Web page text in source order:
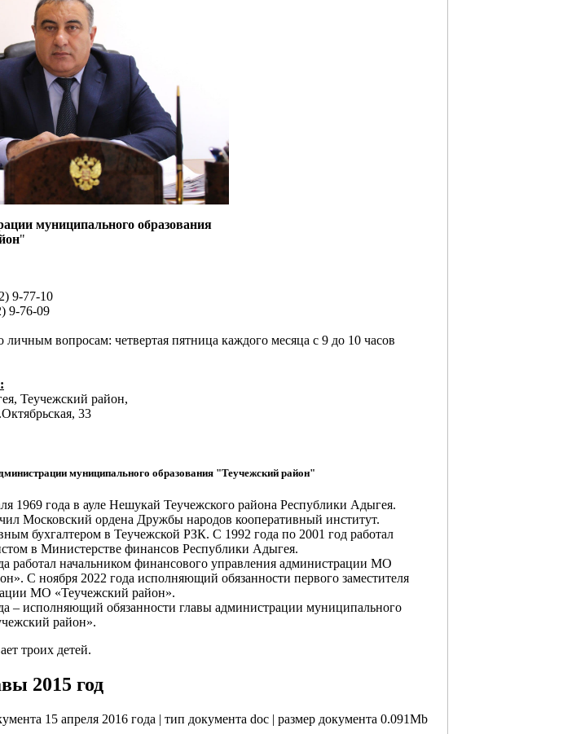
муниципального образования
"
9-77-10
76-09
вопросам: четвертая пятница каждого месяца с 9 до 10 часов
Теучежский район,
33
муниципального образования "Теучежский район"
1969 года в ауле Нешукай Теучежского района Республики Адыгея.
Московский ордена Дружбы народов кооперативный институт.
бухгалтером в Теучежской РЗК. С 1992 года по 2001 год работал
в Министерстве финансов Республики Адыгея.
работал начальником финансового управления администрации МО
С ноября 2022 года исполняющий обязанности первого заместителя
МО «Теучежский район».
– исполняющий обязанности главы администрации муниципального
район».
троих детей.
2015 год
15 апреля 2016 года | тип документа doc | размер документа 0.091Mb